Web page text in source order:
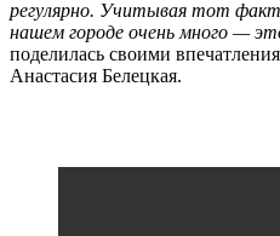
регулярно. Учитывая тот
нашем городе очень много —
поделилась своими
Анастасия Белецкая.